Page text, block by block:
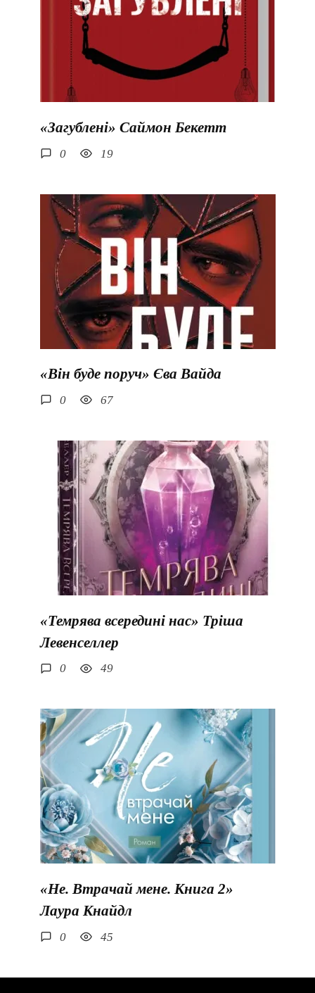
«Загублені» Саймон Бекетт
0 19
«Він буде поруч» Єва Вайда
0 67
«Темрява всередині нас» Тріша
Левенселлер
0 49
«Не. Втрачай мене. Книга 2»
Лаура Кнайдл
0 45